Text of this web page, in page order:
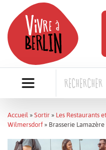
content
Accueil » Sortir » Les Restaurants
Wilmersdorf » Brasserie Lamazère